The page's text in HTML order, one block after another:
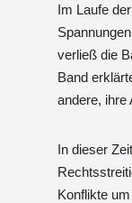
Im Laufe
verließ die
Band
andere, ihre
In dieser
Konflikte